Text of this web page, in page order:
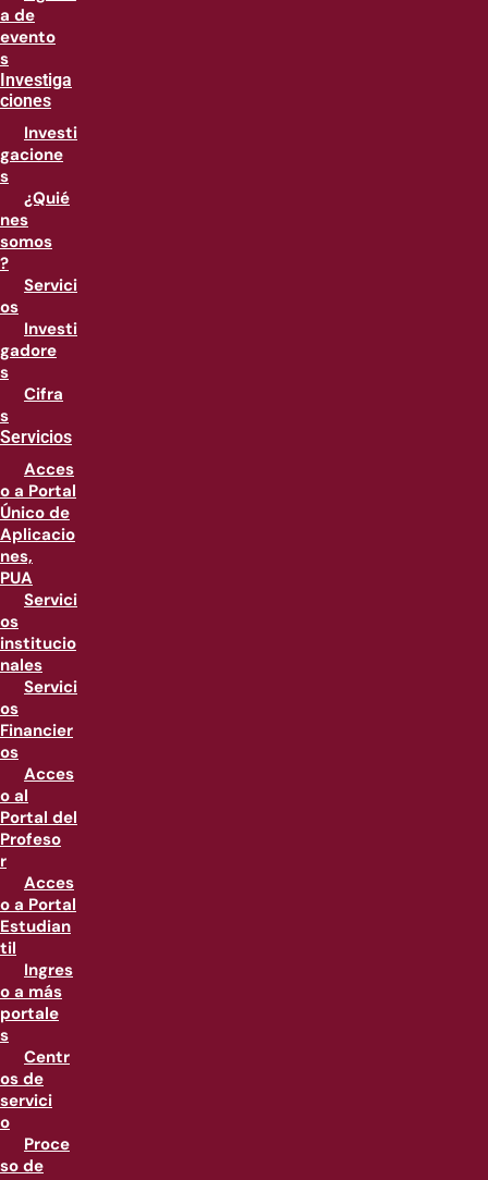
a de
evento
s
Investiga
ciones
Investi
gacione
s
¿Quié
nes
somos
?
Servici
os
Investi
gadore
s
Cifra
s
Servicios
Acces
o a Portal
Único de
Aplicacio
nes,
PUA
Servici
os
institucio
nales
Servici
os
Financier
os
Acces
o al
Portal del
Profeso
r
Acces
o a Portal
Estudian
til
Ingres
o a más
portale
s
Centr
os de
servici
o
Proce
so de